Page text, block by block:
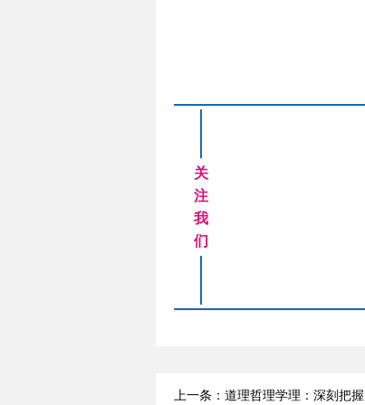
关
注
我
们
上一条：道理哲理学理：深刻把